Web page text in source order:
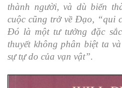
thành người, và dù biến
cuộc cũng trở về Đạo, “qui
Đó là một tư tưởng đặc
thuyết không phân biệt ta
sự tự do của vạn vật”.